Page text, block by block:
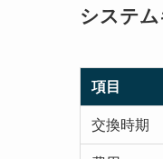
システ
項目
交換時期